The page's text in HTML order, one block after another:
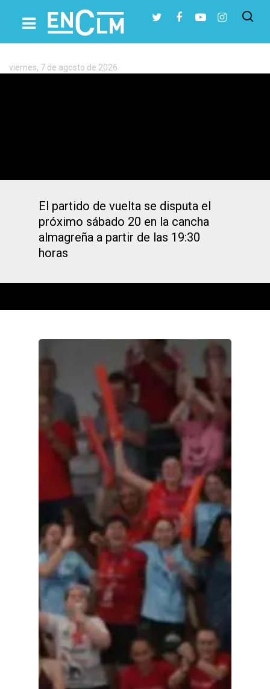
Etiqueta:
Almagro
FSF
Presiona Intro para buscar o ESC para cerrar
viernes, 7 de agosto de 2026
El partido de vuelta se disputa el
próximo sábado 20 en la cancha
almagreña a partir de las 19:30
horas